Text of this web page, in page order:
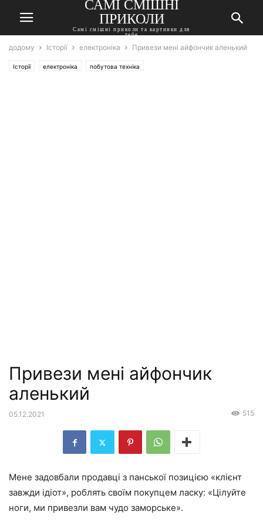
САМІ СМІШНІ
ПРИКОЛИ
Самі смішні приколи та картинки для
тебе
додому Історії електроніка Привези мені айфончик аленький
Історії електроніка побутова техніка
Привези мені айфончик
аленький
05.12.2021 515
Мене задовбали продавці з панської позицією «клієнт
завжди ідіот», роблять своїм покупцем ласку: «Цілуйте
ноги, ми привезли вам чудо заморське».